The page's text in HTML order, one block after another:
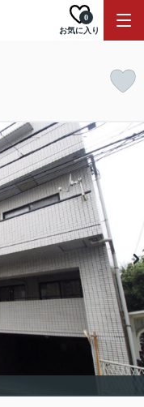
お気に入り
0